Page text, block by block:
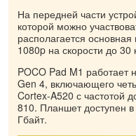
На передней части
которой можно
располагается
1080p на скорости до 30
POCO Pad M1 работает
Gen 4, включающего
Cortex-A520 с частотой
810. Планшет доступен
Гбайт.